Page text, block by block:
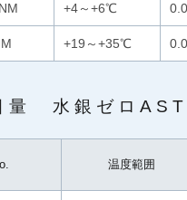
+4～+6℃
+19～+35℃
水銀ゼロ
温度範囲